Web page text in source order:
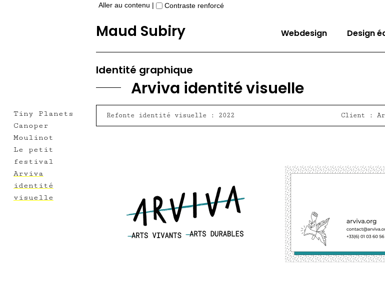
Aller au contenu | Contraste renforcé
Maud Subiry Webdesign Design
Tiny Planets
Canoper
Moulinot
Le petit
festival
Arviva
identité
visuelle
Identité graphique
Arviva identité visuelle
Refonte identité visuelle : 2022 Client :